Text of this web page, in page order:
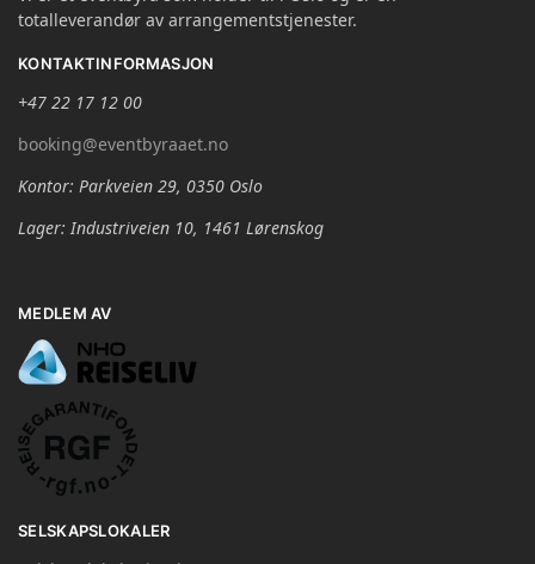
totalleverandør av arrangementstjenester.
KONTAKTINFORMASJON
+47 22 17 12 00
booking@eventbyraaet.no
Kontor: Parkveien 29, 0350 Oslo
Lager: Industriveien 10, 1461 Lørenskog
MEDLEM AV
SELSKAPSLOKALER